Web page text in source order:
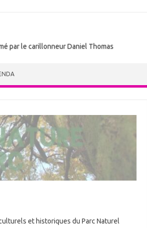
par le carillonneur Daniel Thomas
et historiques du Parc Naturel